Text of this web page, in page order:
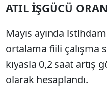
ATIL İŞGÜCÜ
Mayıs ayında
ortalama fiili çalışma
kıyasla 0,2 saat artış
olarak hesaplandı.